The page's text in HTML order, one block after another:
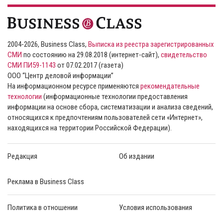
2004-2026, Business Class, Выписка из реестра зарегистрированных
СМИ по состоянию на 29.08.2018 (интернет-сайт), свидетельство
СМИ ПИ59-1143 от 07.02.2017 (газета)
ООО “Центр деловой информации”
На информационном ресурсе применяются рекомендательные
технологии (информационные технологии предоставления
информации на основе сбора, систематизации и анализа сведений,
относящихся к предпочтениям пользователей сети «Интернет»,
находящихся на территории Российской Федерации).
Редакция Об издании
Реклама в Business Class
Политика в отношении Условия использования